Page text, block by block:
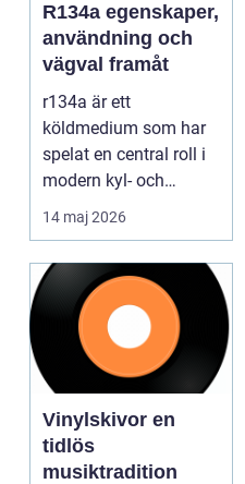
R134a egenskaper,
användning och
vägval framåt
r134a är ett
köldmedium som har
spelat en central roll i
modern kyl- och
luftkonditioneringstekn
14 maj 2026
Vinylskivor en
tidlös
musiktradition